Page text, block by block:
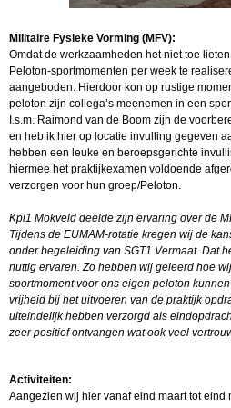
Militaire Fysieke Vorming (MFV):
Omdat de werkzaamheden het niet toe
Peloton-sportmomenten per week te
aangeboden. Hierdoor kon op rustige
peloton zijn collega’s meenemen in een
I.s.m. Raimond van de Boom zijn de
en heb ik hier op locatie invulling gegeven
hebben een leuke en beroepsgerichte
hiermee het praktijkexamen voldoende
verzorgen voor hun groep/Peloton.
Kpl1 Mokveld deelde zijn ervaring over de
Tijdens de EUMAM-rotatie kregen wij de
onder begeleiding van SGT1 Vermaat. Dat
nuttig ervaren. Zo hebben wij geleerd hoe
sportmoment voor ons eigen peloton
vrijheid bij het uitvoeren van de praktijk
uiteindelijk hebben verzorgd als
zeer positief ontvangen wat ook veel
Activiteiten:
Aangezien wij hier vanaf eind maart tot eind